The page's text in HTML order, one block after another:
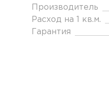
Производитель
Расход на 1 кв.м.
Гарантия